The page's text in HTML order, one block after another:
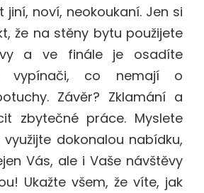
noví, neokoukaní. Jen si
že na stěny bytu použijete
a ve finále je osadíte
vypínači, co nemají o
Závěr? Zklamání a
zbytečné práce. Myslete
dokonalou nabídku,
Vás, ale i Vaše návštěvy
Ukažte všem, že víte, jak